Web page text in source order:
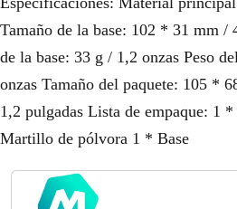
Tamaño de la base: 102 * 31 mm /
de la base: 33 g / 1,2 onzas Peso
onzas Tamaño del paquete: 105 *
1,2 pulgadas Lista de empaque: 1
Martillo de pólvora 1 * Base